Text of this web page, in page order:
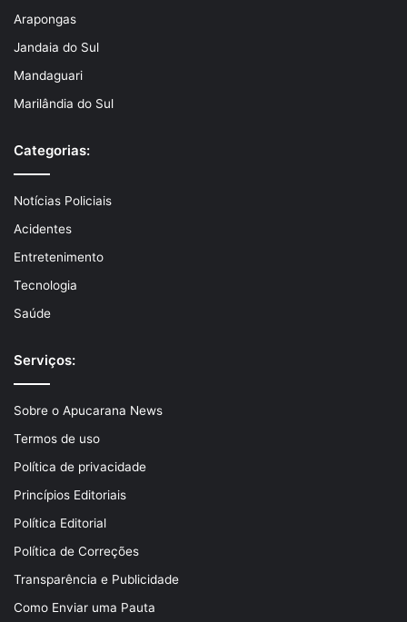
Arapongas
Jandaia do Sul
Mandaguari
Marilândia do Sul
Categorias:
Notícias Policiais
Acidentes
Entretenimento
Tecnologia
Saúde
Serviços:
Sobre o Apucarana News
Termos de uso
Política de privacidade
Princípios Editoriais
Política Editorial
Política de Correções
Transparência e Publicidade
Como Enviar uma Pauta